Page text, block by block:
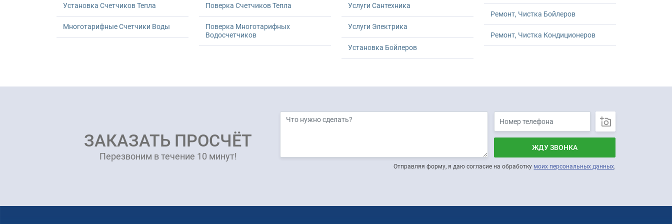
Установка Счетчиков Тепла
Многотарифные Счетчики Воды
Поверка Счетчиков Тепла
Поверка Многотарифных
Водосчетчиков
Услуги Сантехника
Услуги Электрика
Установка Бойлеров
Ремонт, Чистка Бойлеров
Ремонт, Чистка Кондиционеров
ЗАКАЗАТЬ ПРОСЧЁТ
Перезвоним в течение 10 минут!
ЖДУ ЗВОНКА
Отправляя форму, я даю согласие на обработку моих персональных данных.